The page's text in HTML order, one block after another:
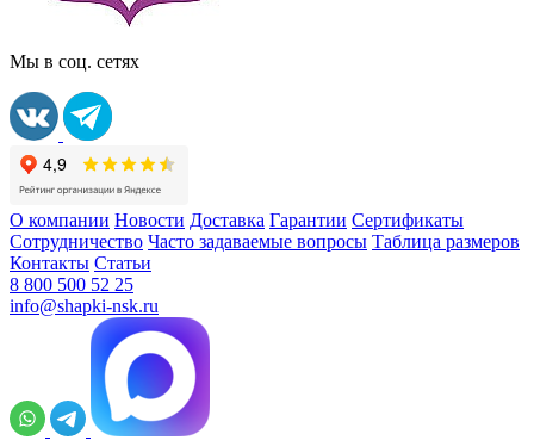
Мы в соц. сетях
О компании Новости Доставка Гарантии Сертификаты
Сотрудничество Часто задаваемые вопросы Таблица размеров
Контакты Статьи
8 800 500 52 25
info@shapki-nsk.ru